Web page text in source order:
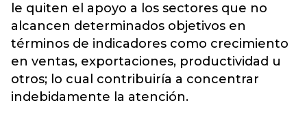
le quiten el apoyo a los sectores que no
alcancen determinados objetivos en
términos de indicadores como crecimiento
en ventas, exportaciones, productividad u
otros; lo cual contribuiría a concentrar
indebidamente la atención.